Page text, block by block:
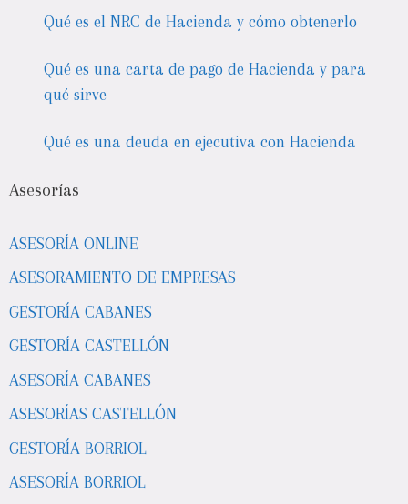
Qué es el NRC de Hacienda y cómo obtenerlo
Qué es una carta de pago de Hacienda y para
qué sirve
Qué es una deuda en ejecutiva con Hacienda
Asesorías
ASESORÍA ONLINE
ASESORAMIENTO DE EMPRESAS
GESTORÍA CABANES
GESTORÍA CASTELLÓN
ASESORÍA CABANES
ASESORÍAS CASTELLÓN
GESTORÍA BORRIOL
ASESORÍA BORRIOL